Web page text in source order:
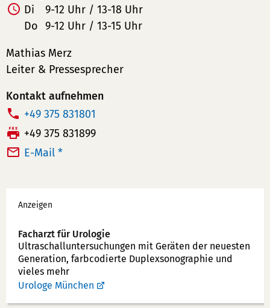
Di
9-12 Uhr / 13-18 Uhr
Do 9-12 Uhr / 13-15 Uhr
Mathias Merz
Leiter & Pressesprecher
Kontakt aufnehmen
T
e
l
n
u
m
m
e
+49 375 831801
F
a
+49 375 831899
E-Mail *
Werbung
Anzeigen
Facharzt für Urologie
Ultraschallunter­suchungen mit Geräten der neuesten
Generation, farbcodierte Duplex­sonographie und
vieles mehr
Urologe München